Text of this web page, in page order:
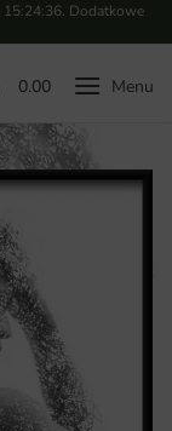
15:24:36. Dodatkowe
0.00